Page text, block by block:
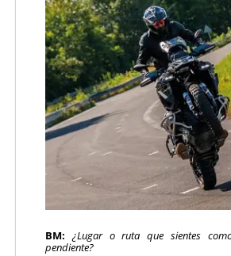
BM: ¿Lugar o ruta que sientes
pendiente?